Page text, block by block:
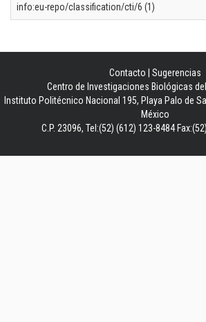
info:eu-repo/classification/cti/6 (1)
Contacto
Sugerencias
Centro de Investigaciones Biológicas
Instituto Politécnico Nacional 195, Playa Palo de
México
C.P. 23096, Tel:(52) (612) 123-8484